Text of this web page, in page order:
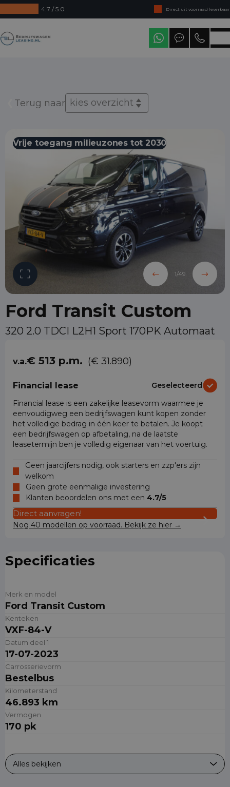
4.7 / 5.0
Direct uit voorraad leverbaar
Levering in heel Nederland
Terug naar kies overzicht
Vrije toegang milieuzones tot 2030
1/49
Ford Transit Custom
320 2.0 TDCI L2H1 Sport 170PK Automaat
v.a.€ 513 p.m. (€ 31.890)
Financial lease
Geselecteerd
Financial lease is een zakelijke leasevorm waarmee je
eenvoudigweg een bedrijfswagen kunt kopen zonder
het volledige bedrag in één keer te betalen. Je koopt
een bedrijfswagen op afbetaling, na de laatste
leasetermijn ben je volledig eigenaar van het voertuig.
Geen jaarcijfers nodig, ook starters en zzp'ers zijn
welkom
Geen grote eenmalige investering
Klanten beoordelen ons met een 4.7/5
Direct aanvragen!
Nog 40 modellen op voorraad. Bekijk ze hier →
Specificaties
Merk en model
Ford Transit Custom
Kenteken
VXF-84-V
Datum deel 1
17-07-2023
Carrosserievorm
Bestelbus
Kilometerstand
46.893 km
Vermogen
170 pk
Alles bekijken